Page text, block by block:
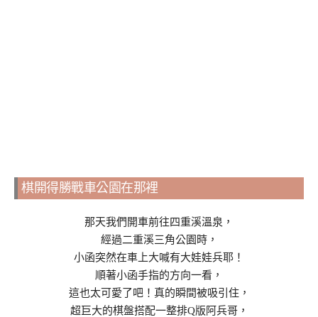
棋開得勝戰車公園在那裡
那天我們開車前往四重溪溫泉，
經過二重溪三角公園時，
小函突然在車上大喊有大娃娃兵耶！
順著小函手指的方向一看，
這也太可愛了吧！真的瞬間被吸引住，
超巨大的棋盤搭配一整排Q版阿兵哥，